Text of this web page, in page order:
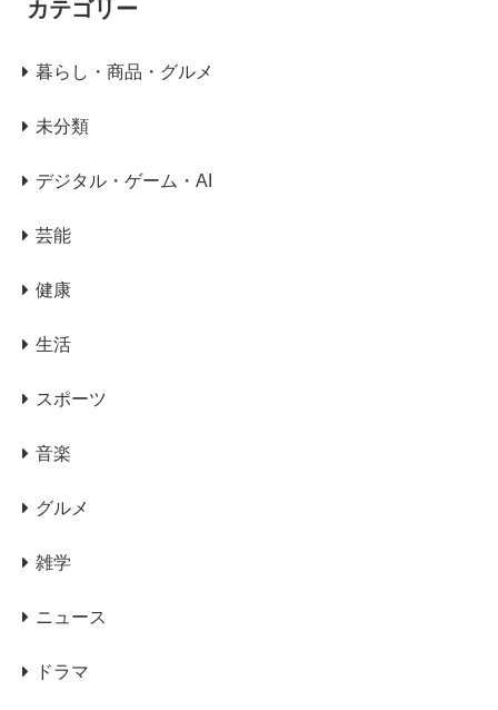
カテゴリー
暮らし・商品・グルメ
未分類
デジタル・ゲーム・AI
芸能
健康
生活
スポーツ
音楽
グルメ
雑学
ニュース
ドラマ